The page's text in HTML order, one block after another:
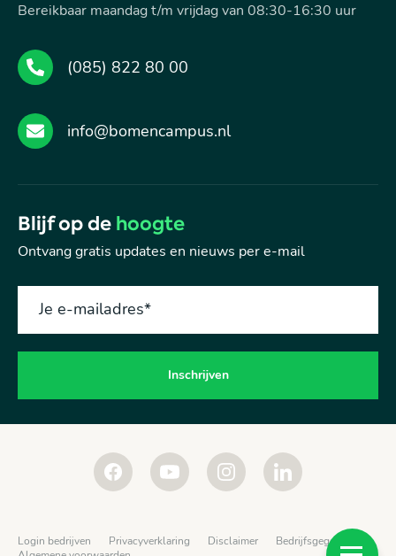
Bereikbaar maandag t/m vrijdag van 08:30-16:30 uur
(085) 822 80 00
info@bomencampus.nl
Blijf op de hoogte
Ontvang gratis updates en nieuws per e-mail
Je e-mailadres*
Login bedrijven Privacyverklaring Disclaimer
Bedrijfsgegevens